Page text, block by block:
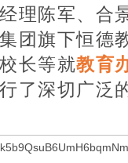
理陈军、合
团旗下恒德
长等就教育
了深切广泛